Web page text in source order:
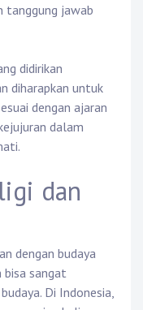
tanggung jawab
didirikan
diharapkan untuk
dengan ajaran
dalam
dan
dengan budaya
bisa sangat
Di Indonesia,